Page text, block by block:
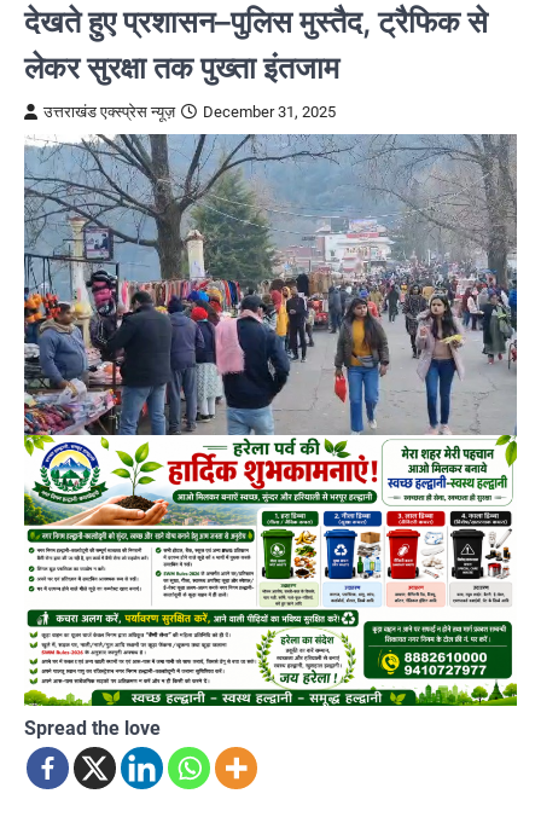
देखते हुए प्रशासन–पुलिस मुस्तैद, ट्रैफिक से
लेकर सुरक्षा तक पुख्ता इंतजाम
उत्तराखंड एक्स्प्रेस न्यूज़ December 31, 2025
Spread the love